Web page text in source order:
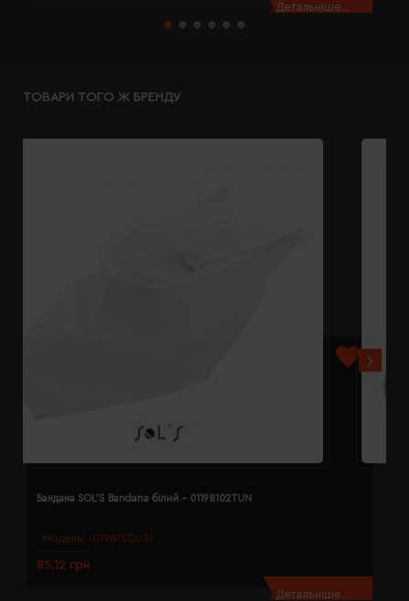
Детальніше...
ТОВАРИ ТОГО Ж БРЕНДУ
Модель: 01198(SOL’S)
Бандана SOL'S Bandana білий - 01198102TUN
85.12 грн
Детальніше...